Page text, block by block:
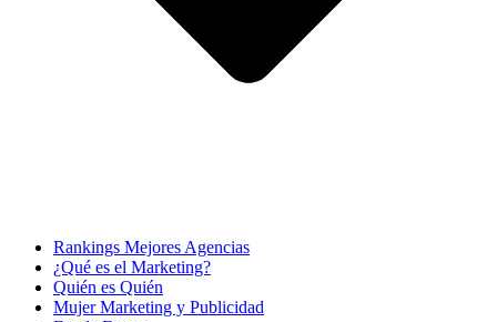
Rankings Mejores Agencias
¿Qué es el Marketing?
Quién es Quién
Mujer Marketing y Publicidad